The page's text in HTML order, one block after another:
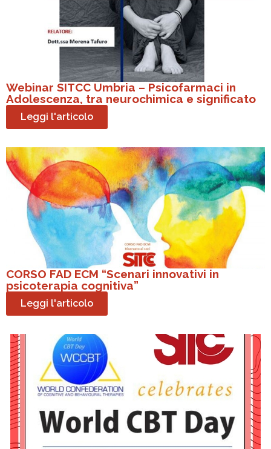
Webinar SITCC Umbria – Psicofarmaci in
Adolescenza, tra neurochimica e significato
Leggi l'articolo
CORSO FAD ECM “Scenari innovativi in
psicoterapia cognitiva”
Leggi l'articolo